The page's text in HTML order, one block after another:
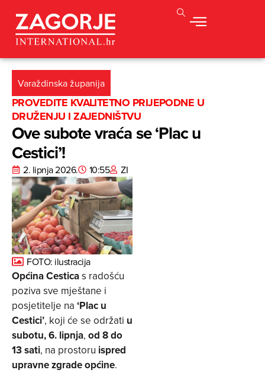
Varaždinska županija
PROVEDITE KVALITETNO PRIJEPODNE U
DRUŽENJU I ZAJEDNIŠTVU
Ove subote vraća se ‘Plac u
Cestici’!
2. lipnja 2026. 10:55 ZI
FOTO: ilustracija
Općina Cesticas radošću
poziva sve mještane i
posjetitelje na ‘Plac u
Cestici’, koji će se održati u
subotu, 6. lipnja, od 8 do
13 sati, na prostoru ispred
upravne zgrade općine.